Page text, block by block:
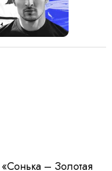
– Золотая